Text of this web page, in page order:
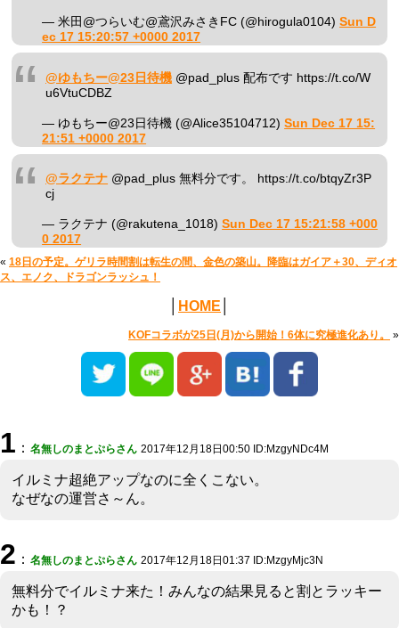
— 米田@つらいむ@鳶沢みさきFC (@hirogula0104)Sun D
ec 17 15:20:57 +0000 2017
@ゆもちー@23日待機 @pad_plus 配布です https://t.co/W
u6VtuCDBZ
— ゆもちー@23日待機 (@Alice35104712)Sun Dec 17 15:
21:51 +0000 2017
@ラクテナ @pad_plus 無料分です。 https://t.co/btqyZr3P
cj
— ラクテナ (@rakutena_1018)Sun Dec 17 15:21:58 +000
0 2017
« 18日の予定。ゲリラ時間割は転生の間、金色の築山。降臨はガイア＋30、ディオ
ス、エノク、ドラゴンラッシュ！
HOME
KOFコラボが25日(月)から開始！6体に究極進化あり。 »
1 ： 名無しのまとぷらさん 2017年12月18日00:50 ID:MzgyNDc4M
イルミナ超絶アップなのに全くこない。
なぜなの運営さ～ん。
2 ： 名無しのまとぷらさん 2017年12月18日01:37 ID:MzgyMjc3N
無料分でイルミナ来た！みんなの結果見ると割とラッキー
かも！？